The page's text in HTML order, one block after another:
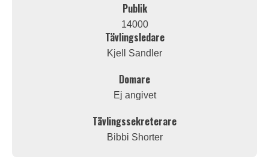
Publik
14000
Tävlingsledare
Kjell Sandler
Domare
Ej angivet
Tävlingssekreterare
Bibbi Shorter